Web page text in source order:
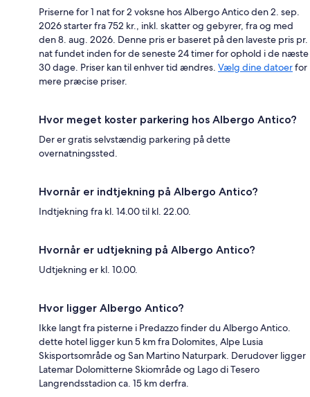
Priserne for 1 nat for 2 voksne hos Albergo Antico den 2. sep.
2026 starter fra 752 kr., inkl. skatter og gebyrer, fra og med
den 8. aug. 2026. Denne pris er baseret på den laveste pris pr.
nat fundet inden for de seneste 24 timer for ophold i de næste
30 dage. Priser kan til enhver tid ændres. Vælg dine datoerfor
mere præcise priser.
Hvor meget koster parkering hos Albergo Antico?
Der er gratis selvstændig parkering på dette
overnatningssted.
Hvornår er indtjekning på Albergo Antico?
Indtjekning fra kl. 14.00 til kl. 22.00.
Hvornår er udtjekning på Albergo Antico?
Udtjekning er kl. 10.00.
Hvor ligger Albergo Antico?
Ikke langt fra pisterne i Predazzo finder du Albergo Antico.
dette hotel ligger kun 5 km fra Dolomites, Alpe Lusia
Skisportsområde og San Martino Naturpark. Derudover ligger
Latemar Dolomitterne Skiområde og Lago di Tesero
Langrendsstadion ca. 15 km derfra.